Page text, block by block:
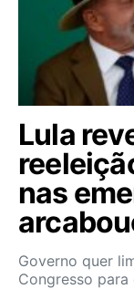
Lula
nas
Governo quer
Congresso